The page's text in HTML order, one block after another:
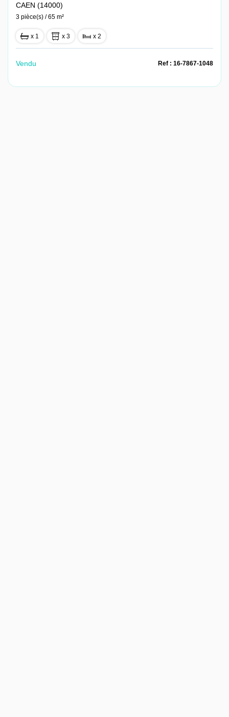
CAEN (14000)
3 pièce(s) / 65 m²
x 1 x 3 x 2
Vendu Ref : 16-7867-1048